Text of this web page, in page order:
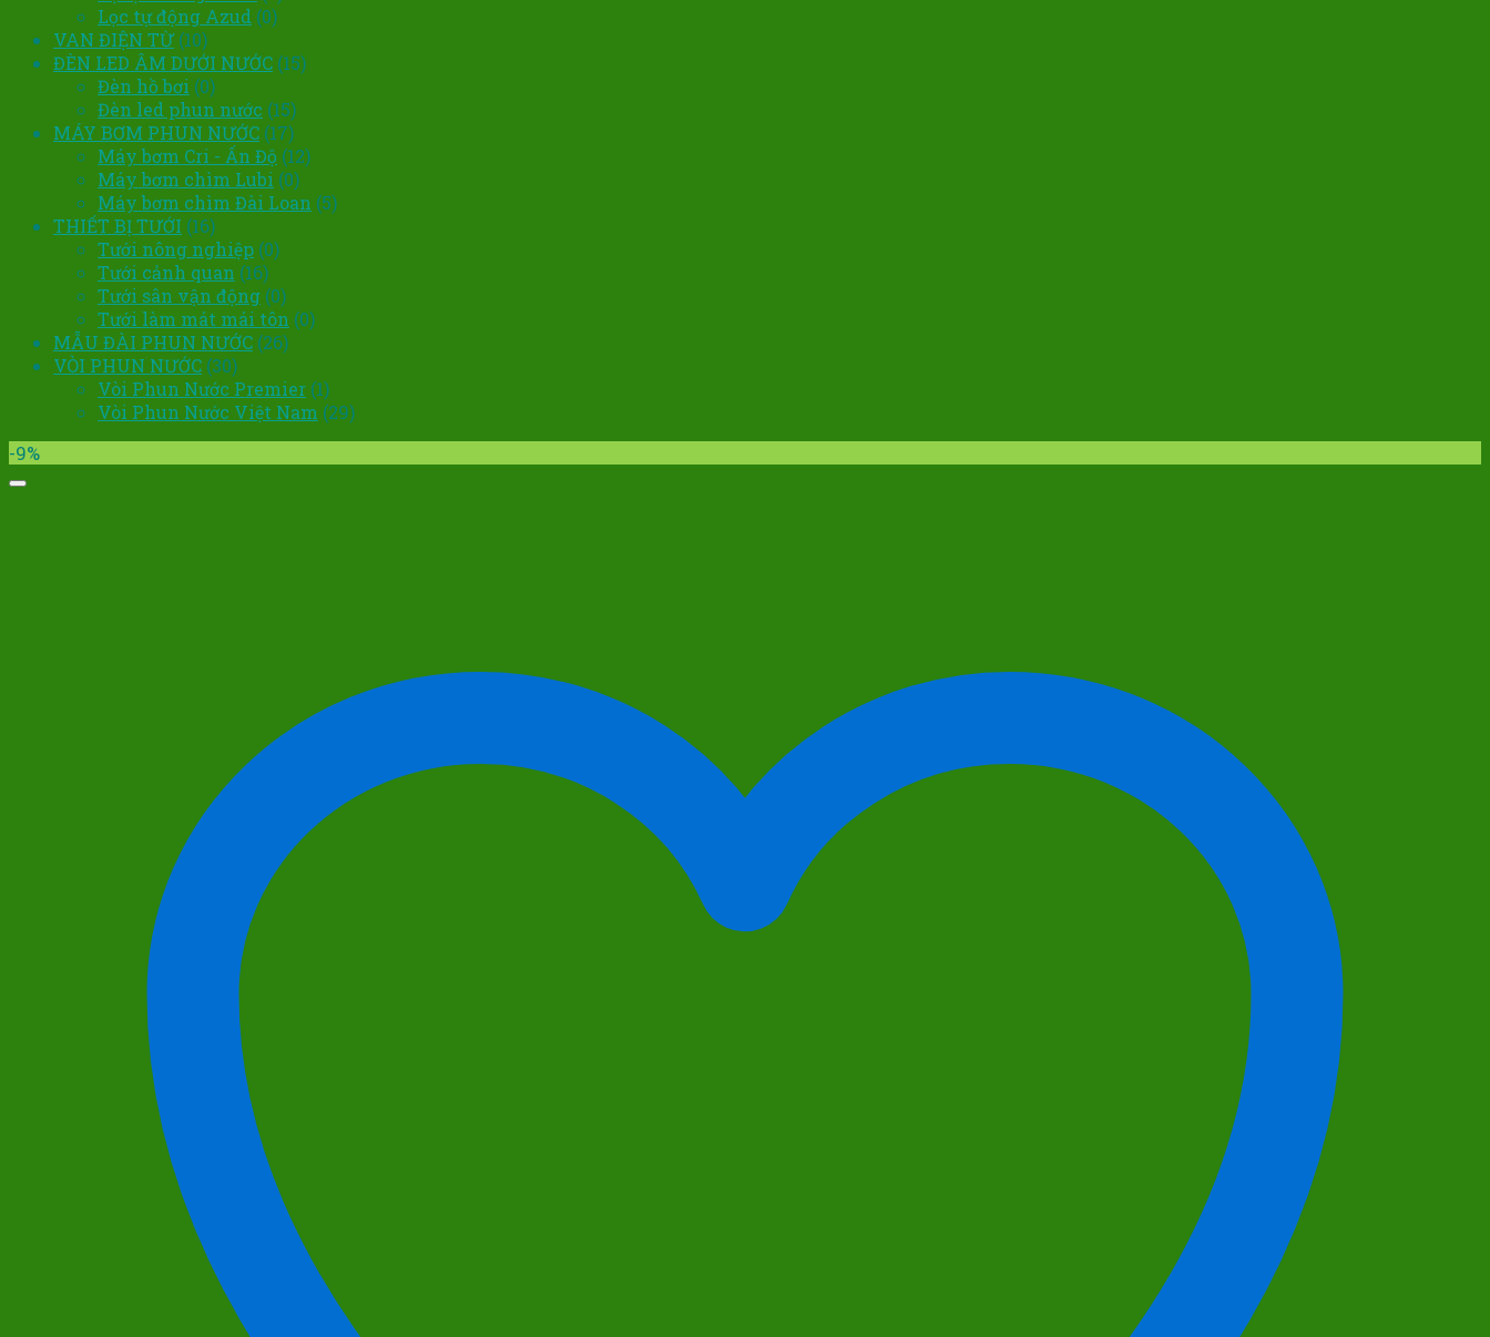
Lọc tự động Azud (0)
VAN ĐIỆN TỪ (10)
ĐÈN LED ÂM DƯỚI NƯỚC (15)
Đèn hồ bơi (0)
Đèn led phun nước (15)
MÁY BƠM PHUN NƯỚC (17)
Máy bơm Cri - Ấn Độ (12)
Máy bơm chìm Lubi (0)
Máy bơm chìm Đài Loan (5)
THIẾT BỊ TƯỚI (16)
Tưới nông nghiệp (0)
Tưới cảnh quan (16)
Tưới sân vận động (0)
Tưới làm mát mái tôn (0)
MẪU ĐÀI PHUN NƯỚC (26)
VÒI PHUN NƯỚC (30)
Vòi Phun Nước Premier (1)
Vòi Phun Nước Việt Nam (29)
-9%